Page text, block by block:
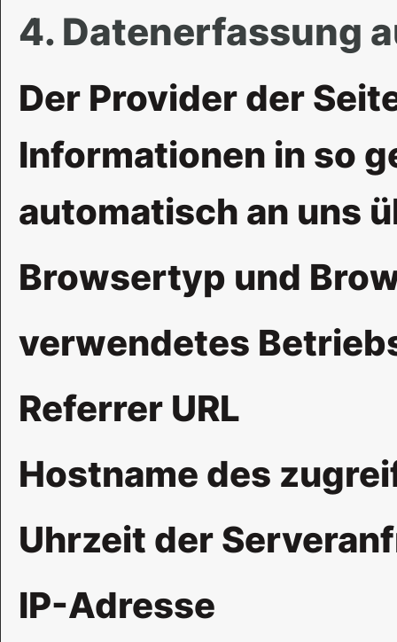
4. Datenerfassung
Der Provider der
Informationen in so
automatisch an uns
Browsertyp und
verwendetes
Referrer URL
Hostname des
Uhrzeit der
IP-Adresse